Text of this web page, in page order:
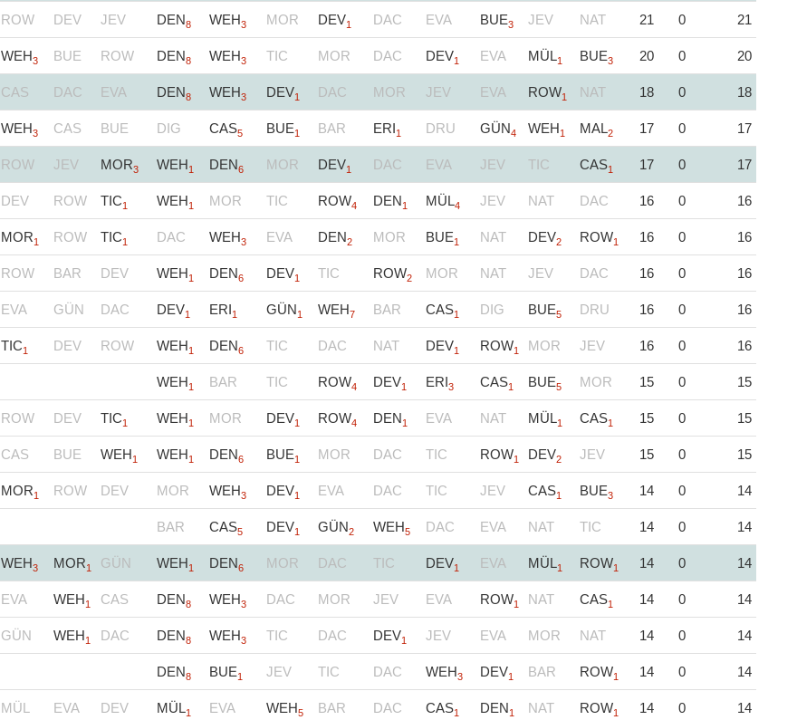
ROW DEV JEV DEN8 WEH3 MOR DEV1 DAC EVA BUE3 JEV NAT 21 0 21
WEH3 BUE ROW DEN8 WEH3 TIC MOR DAC DEV1 EVA MÜL1 BUE3 20 0 20
CAS DAC EVA DEN8 WEH3 DEV1 DAC MOR JEV EVA ROW1 NAT 18 0 18
WEH3 CAS BUE DIG CAS5 BUE1 BAR ERI 1 DRU GÜN4 WEH 1 MAL2 17 0 17
ROW JEV MOR3 WEH 1 DEN6 MOR DEV1 DAC EVA JEV TIC CAS1 17 0 17
DEV ROW TIC1 WEH 1 MOR TIC ROW4 DEN 1 MÜL4 JEV NAT DAC 16 0 16
MOR1 ROW TIC1 DAC WEH3 EVA DEN2 MOR BUE1 NAT DEV2 ROW1 16 0 16
ROW BAR DEV WEH 1 DEN6 DEV1 TIC ROW2 MOR NAT JEV DAC 16 0 16
EVA GÜN DAC DEV1 ERI 1 GÜN 1 WEH7 BAR CAS1 DIG BUE5 DRU 16 0 16
TIC1 DEV ROW WEH 1 DEN6 TIC DAC NAT DEV1 ROW1 MOR JEV 16 0 16
WEH 1 BAR TIC ROW4 DEV1 ERI 3 CAS1 BUE5 MOR 15 0 15
ROW DEV TIC1 WEH 1 MOR DEV1 ROW4 DEN 1 EVA NAT MÜL1 CAS1 15 0 15
CAS BUE WEH 1 WEH 1 DEN6 BUE1 MOR DAC TIC ROW1 DEV2 JEV 15 0 15
MOR1 ROW DEV MOR WEH3 DEV1 EVA DAC TIC JEV CAS1 BUE3 14 0 14
BAR CAS5 DEV1 GÜN2 WEH5 DAC EVA NAT TIC 14 0 14
WEH3 MOR1 GÜN WEH 1 DEN6 MOR DAC TIC DEV1 EVA MÜL1 ROW1 14 0 14
EVA WEH 1 CAS DEN8 WEH3 DAC MOR JEV EVA ROW1 NAT CAS1 14 0 14
GÜN WEH 1 DAC DEN8 WEH3 TIC DAC DEV1 JEV EVA MOR NAT 14 0 14
DEN8 BUE1 JEV TIC DAC WEH3 DEV1 BAR ROW1 14 0 14
MÜL EVA DEV MÜL1 EVA WEH5 BAR DAC CAS1 DEN 1 NAT ROW1 14 0 14